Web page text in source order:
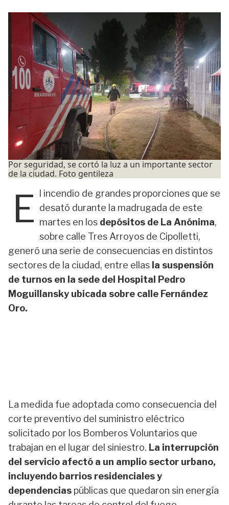
Por seguridad, se cortó la luz a un importante sector
de la ciudad. Foto gentileza
E
l incendio de grandes proporciones que se
desató durante la madrugada de este
martes en los depósitos de La Anónima,
sobre calle Tres Arroyos de Cipolletti,
generó una serie de consecuencias en distintos
sectores de la ciudad, entre ellas la suspensión
de turnos en la sede del Hospital Pedro
Moguillansky ubicada sobre calle Fernández
Oro.
La medida fue adoptada como consecuencia del
corte preventivo del suministro eléctrico
solicitado por los Bomberos Voluntarios que
trabajan en el lugar del siniestro. La interrupción
del servicio afectó a un amplio sector urbano,
incluyendo barrios residenciales y
dependencias públicas que quedaron sin energía